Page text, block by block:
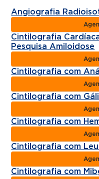
Angiografia
Cintilografia
Pesquisa Amiloidose
Cintilografia com
Cintilografia com
Cintilografia com
Cintilografia com
Cintilografia com